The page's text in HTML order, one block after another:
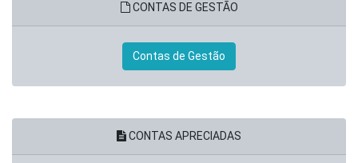
CONTAS DE GESTÃO
Contas de Gestão
CONTAS APRECIADAS